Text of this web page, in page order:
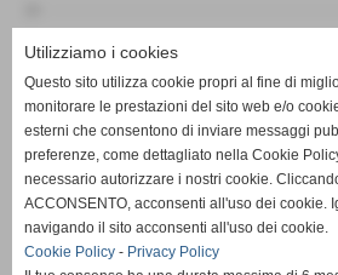
PT G V N P
-20
0
BORGARETTO
Utilizziamo i cookies
Questo sito utilizza cookie propri al fine di
monitorare le prestazioni del sito web e/o
esterni che consentono di inviare messaggi
preferenze, come dettagliato nella Cookie
necessario autorizzare i nostri cookie.
ACCONSENTO, acconsenti all'uso dei cookie.
navigando il sito acconsenti all'uso dei cookie.
Cookie Policy - Privacy Policy